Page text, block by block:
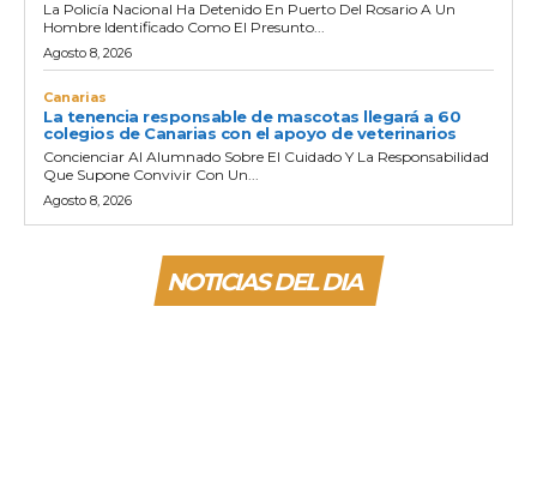
La Policía Nacional Ha Detenido En Puerto Del Rosario A Un
Hombre Identificado Como El Presunto...
Agosto 8, 2026
Canarias
La tenencia responsable de mascotas llegará a 60
colegios de Canarias con el apoyo de veterinarios
Concienciar Al Alumnado Sobre El Cuidado Y La Responsabilidad
Que Supone Convivir Con Un...
Agosto 8, 2026
NOTICIAS DEL DIA